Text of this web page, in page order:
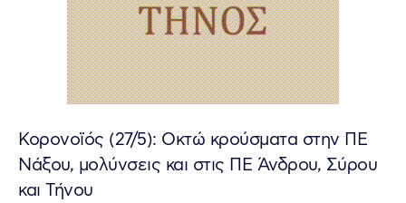
Κορονοϊός (27/5): Οκτώ κρούσματα στην ΠΕ
Νάξου, μολύνσεις και στις ΠΕ Άνδρου, Σύρου
και Τήνου